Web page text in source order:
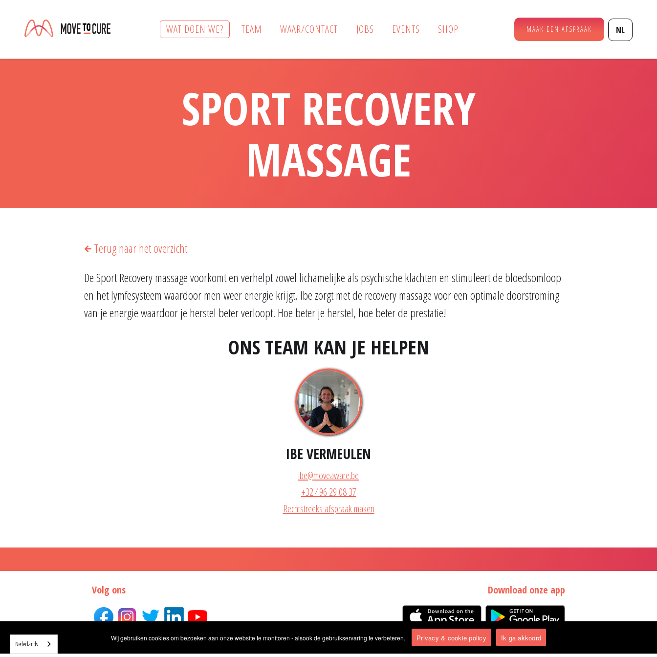
WAT DOEN WE? TEAM WAAR/CONTACT JOBS EVENTS SHOP MAAK EEN AFSPRAAK NL
SPORT RECOVERY
MASSAGE
Terug naar het overzicht
De Sport Recovery massage voorkomt en verhelpt zowel lichamelijke als psychische klachten en stimuleert de bloedsomloop
en het lymfesysteem waardoor men weer energie krijgt. Ibe zorgt met de recovery massage voor een optimale doorstroming
van je energie waardoor je herstel beter verloopt. Hoe beter je herstel, hoe beter de prestatie!
ONS TEAM KAN JE HELPEN
IBE VERMEULEN
ibe@moveaware.be
+32 496 29 08 37
Rechtstreeks afspraak maken
Volg ons Download onze app
Wij gebruiken cookies om bezoeken aan onze website te monitoren - alsook de gebruikservaring te verbeteren. Privacy & cookie policy Ik ga akkoord
Nederlands